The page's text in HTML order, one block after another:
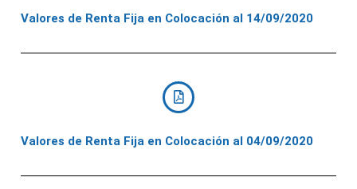
Valores de Renta Fija en Colocación al 14/09/2020
Valores de Renta Fija en Colocación al 04/09/2020